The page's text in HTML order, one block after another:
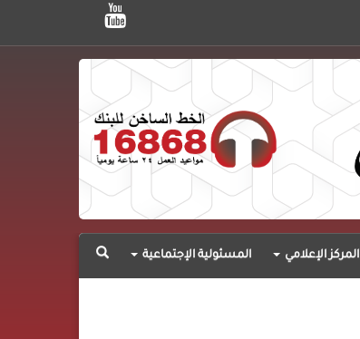
المركز الإعلامي المسئولية الإجتماعية